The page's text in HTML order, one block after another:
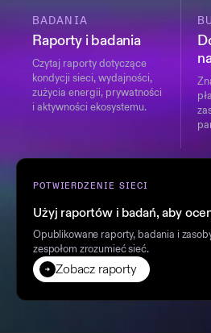
BADANIA
Raporty i badania
Czytaj raporty dotyczące
kondycji sieci, wydajności,
zużycia energii, prywatności
i aktywności ekosystemu.
POTWIERDZENIE SIECI
Użyj raportów i badań, aby
Opublikowane raporty, badania i
zespołom zrozumieć sieć.
Zobacz raporty